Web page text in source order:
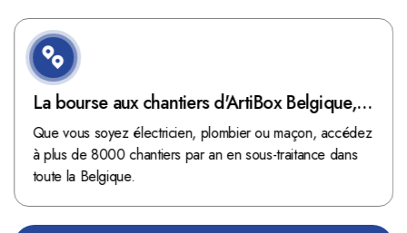
La bourse aux chantiers d'ArtiBox Belgique,
véritable mine d'or !
Que vous soyez électricien, plombier ou maçon, accédez
à plus de 8000 chantiers par an en sous-traitance dans
toute la Belgique.